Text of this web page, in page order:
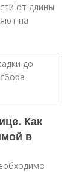
от длины
на
Как
в